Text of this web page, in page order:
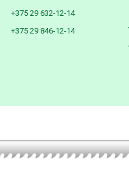
+375 29 632-12-14
+375 29 846-12-14